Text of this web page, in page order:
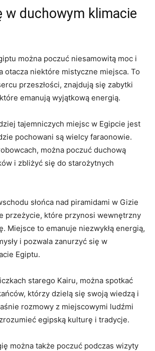
w duchowym klimacie
można poczuć‌ niesamowitą moc i​
otacza ⁣niektóre mistyczne miejsca. To
przeszłości, znajdują się zabytki
emanują wyjątkową energią.
tajemniczych miejsc‍ w Egipcie ⁣jest⁤
pochowani są ‍wielcy‍ faraonowie.
można ⁣poczuć ⁣duchową
i zbliżyć się do starożytnych
słońca nad piramidami w Gizie
przeżycie, które przynosi wewnętrzny
Miejsce⁣ to emanuje niezwykłą‍ energią,
i pozwala zanurzyć się w‍
Egiptu.
starego Kairu, ‍można spotkać
którzy dzielą ⁤się swoją wiedzą i
⁤rozmowy z ⁣miejscowymi ludźmi
egipską kulturę ‌i tradycje.
można⁤ także⁢ poczuć ​podczas wizyty​